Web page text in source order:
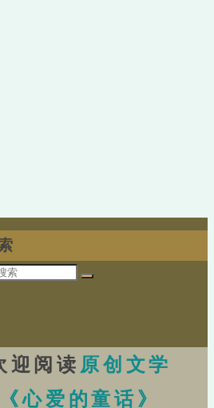
迎阅读 原创文学
《心爱的童话》